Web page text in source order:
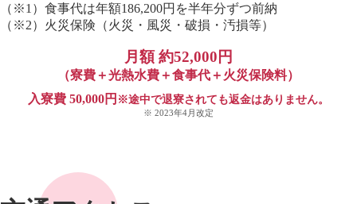
（※1）食事代は年額186,200円を半年分ずつ前納
（※2）火災保険（火災・風災・破損・汚損等）
月額 約52,000円
（寮費＋光熱水費＋食事代＋火災保険料）
入寮費 50,000円 ※途中で退寮されても返金はありません。
※ 2023年4月改定